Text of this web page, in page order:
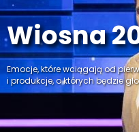
Wiosna
Emocje, które wciągają od
i produkcje, o których będzie